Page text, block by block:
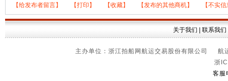
【给发布者留言】
【打印】 【收藏】 【发布的其他商机】 【不实
关于我们 联系我们
主办单位：浙江拍船网航运交易股份有限公司
浙
客服